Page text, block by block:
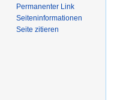
Permanenter Link
Seiten­­informationen
Seite zitieren